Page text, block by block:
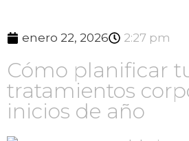
enero 22, 2026 2:27 pm
Cómo planificar
tratamientos
inicios de año